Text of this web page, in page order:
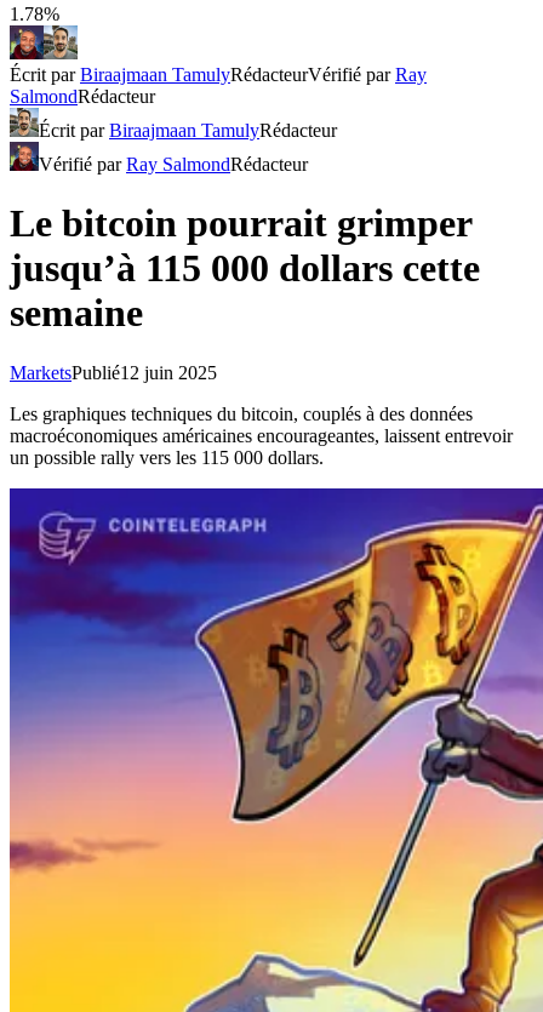
1.78%
Écrit parBiraajmaan TamulyRédacteurVérifié parRay
SalmondRédacteur
Écrit parBiraajmaan TamulyRédacteur
Vérifié parRay SalmondRédacteur
Le bitcoin pourrait grimper
jusqu’à 115 000 dollars cette
semaine
MarketsPublié12 juin 2025
Les graphiques techniques du bitcoin, couplés à des données
macroéconomiques américaines encourageantes, laissent entrevoir
un possible rally vers les 115 000 dollars.